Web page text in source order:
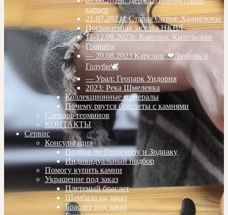
карьер
21.07.2023г. Старая Ситня: Халцедоны
Пограничная застава НКВД
11-12.08.2023г. Карелия: Кительские
Гранаты
— 20.08.2023 Карелия: ❤Любовь и
Голуби🕊
— Урал: Геопарк Ундория
2023: Река Шмелевка
Коллекционные минералы
Почему рвутся браслеты с камнями
Словарь терминов
КОНТАКТЫ
Сервис
Консультация
Подбор по Гороскопу и Зодиаку
Индивидуальный подбор
Помогу купить камни
Украшение под заказ
Плетеный браслет
Шамбала на заказ
Браслет под заказ